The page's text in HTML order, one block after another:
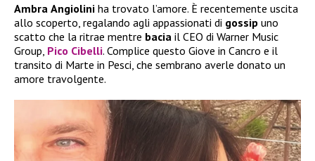
Ambra Angiolini ha trovato l’amore. È recentemente uscita
allo scoperto, regalando agli appassionati di gossip uno
scatto che la ritrae mentre bacia il CEO di Warner Music
Group, Pico Cibelli. Complice questo Giove in Cancro e il
transito di Marte in Pesci, che sembrano averle donato un
amore travolgente.